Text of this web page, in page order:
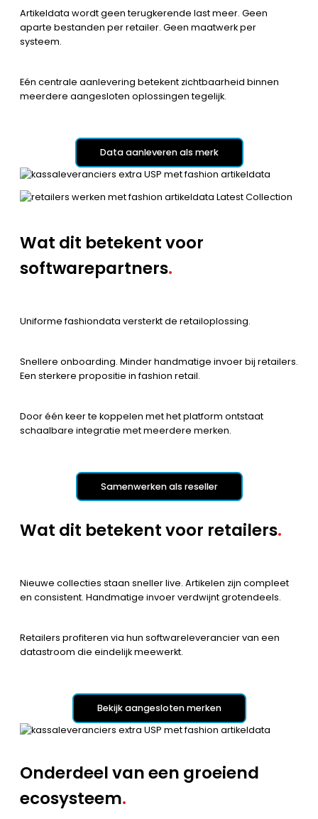
Artikeldata wordt geen terugkerende last meer. Geen
aparte bestanden per retailer. Geen maatwerk per
systeem.
Eén centrale aanlevering betekent zichtbaarheid binnen
meerdere aangesloten oplossingen tegelijk.
Data aanleveren als merk
Wat dit betekent voor
softwarepartners.
Uniforme fashiondata versterkt de retailoplossing.
Snellere onboarding. Minder handmatige invoer bij retailers.
Een sterkere propositie in fashion retail.
Door één keer te koppelen met het platform ontstaat
schaalbare integratie met meerdere merken.
Samenwerken als reseller
Wat dit betekent voor retailers.
Nieuwe collecties staan sneller live. Artikelen zijn compleet
en consistent. Handmatige invoer verdwijnt grotendeels.
Retailers profiteren via hun softwareleverancier van een
datastroom die eindelijk meewerkt.
Bekijk aangesloten merken
Onderdeel van een groeiend
ecosysteem.